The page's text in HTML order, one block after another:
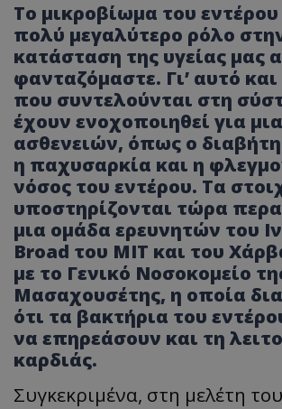
Το μικροβίωμα του εντέρου
πολύ μεγαλύτερο ρόλο
κατάσταση της υγείας μας
φανταζόμαστε. Γι’ αυτό
που συντελούνται στη
έχουν ενοχοποιηθεί για
ασθενειών, όπως ο
η παχυσαρκία και η
νόσος του εντέρου. Τα
υποστηρίζονται τώρα
μια ομάδα ερευνητών του
Broad του ΜΙΤ και του
με το Γενικό Νοσοκομείο
Μασαχουσέτης, η οποία
ότι τα βακτήρια του
να επηρεάσουν και τη
καρδιάς.
Συγκεκριμένα, στη μελέτη